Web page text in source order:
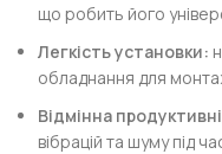
що робить його
Легкість установки:
обладнання для
Відмінна
вібрацій та шуму під